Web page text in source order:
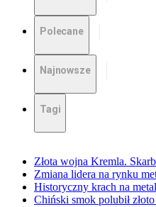
Polecane
Najnowsze
Tagi
Złota wojna Kremla.
Zmiana lidera na rynku
Historyczny krach na
Chiński smok polubił